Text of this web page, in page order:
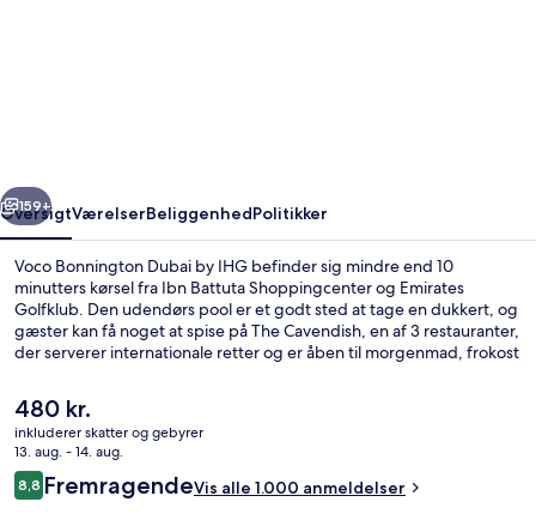
Næste
159+
OversigtVærelserBeliggenhedPolitikker
Voco Bonnington Dubai by IHG befinder sig mindre end 10
minutters kørsel fra Ibn Battuta Shoppingcenter og Emirates
Golfklub. Den udendørs pool er et godt sted at tage en dukkert, og
gæster kan få noget at spise på The Cavendish, en af 3 restauranter,
der serverer internationale retter og er åben til morgenmad, frokost
luksusfaciliteter tæller en bar ved poolen, et motionscenter og et
fitnesscenter. Rejsende er vilde med stedets generelle forhold.
Offentlig transport er tæt på: DMCC Station ligger kun 12 minutter
derfra til fods.
Den
nuværende
pris
er
480 kr.
480 kr.
inkluderer skatter og gebyrer
13. aug. - 14. aug.
Anmeldelser
8,88,8 ud af 10.
FremragendeVis alle 1.000 anmeldelser